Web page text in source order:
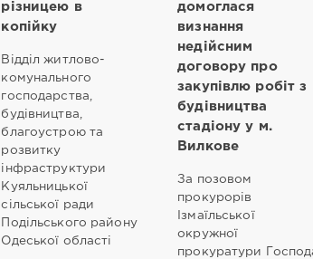
різницею в
копійку
Відділ житлово-
комунального
господарства,
будівництва,
благоустрою та
розвитку
інфраструктури
Куяльницької
сільської ради
Подільського району
Одеської області
домоглася
визнання
недійсним
договору про
закупівлю робіт з
будівництва
стадіону у м.
Вилкове
За позовом
прокурорів
Ізмаїльської
окружної
прокуратури